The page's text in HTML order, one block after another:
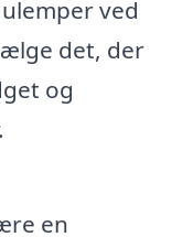
ved
det, der
og
en